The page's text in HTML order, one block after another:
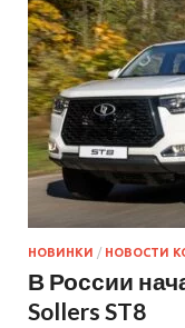
НОВИНКИ / НОВОСТИ
В России
Sollers ST8